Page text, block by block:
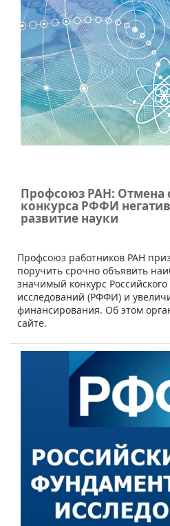
Профсоюз РАН: Отмена
конкурса РФФИ
развитие науки
Профсоюз работников РАН
поручить срочно объявить
значимый конкурс
исследований (РФФИ) и
финансирования. Об этом
сайте.